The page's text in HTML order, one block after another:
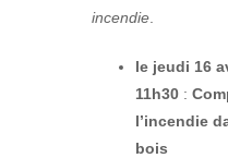
incendie
le jeudi 16
11h30 :
l’incendie
bois